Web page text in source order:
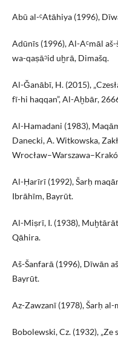
Abū al-ᶜAtāhiya (1996),
Adūnīs (1996), Al-Aᶜmāl
wa-qaṣāᵓid uḫrā, Dimašq.
Al-Ǧanābī, H. (2015),
fī-hi haqqan”, Al-Aḫbār,
Al-Hamadani (1983),
Danecki, A. Witkowska,
Al-Ḥarīrī (1992), Šarḥ
Ibrāhīm, Bayrūt.
Al-Miṣrī, I. (1938),
Qāhira.
Aš-Šanfarā (1996), Dīwān
Bayrūt.
Az-Zawzanī (1978), Šarḥ al-
Bobolewski, Cz. (1932),